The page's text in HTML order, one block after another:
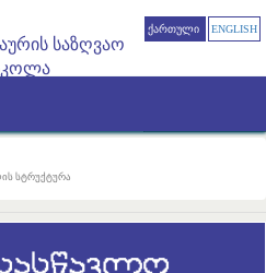
საზღვაო
ᲥᲐᲠᲗᲣᲚᲘ ENGLISH
სტრუქტურა